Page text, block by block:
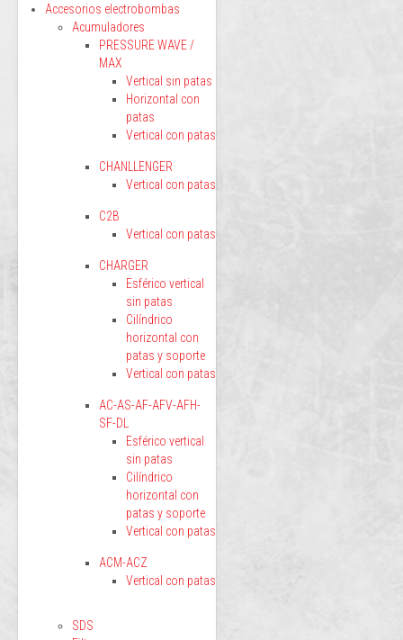
Accesorios electrobombas
Acumuladores
PRESSURE WAVE /
MAX
Vertical sin patas
Horizontal con
patas
Vertical con patas
CHANLLENGER
Vertical con patas
C2B
Vertical con patas
CHARGER
Esférico vertical
sin patas
Cilíndrico
horizontal con
patas y soporte
Vertical con patas
AC-AS-AF-AFV-AFH-
SF-DL
Esférico vertical
sin patas
Cilíndrico
horizontal con
patas y soporte
Vertical con patas
ACM-ACZ
Vertical con patas
SDS